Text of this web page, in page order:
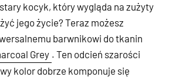
kocyk, który wygląda na zużyty
jego życie? Teraz możesz
barwnikowi do tkanin
Grey . Ten odcień szarości
kolor dobrze komponuje się